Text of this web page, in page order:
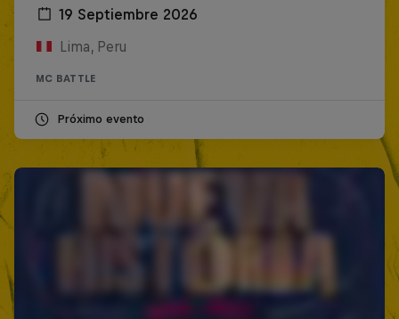
19 Septiembre 2026
Lima, Peru
MC BATTLE
Próximo evento